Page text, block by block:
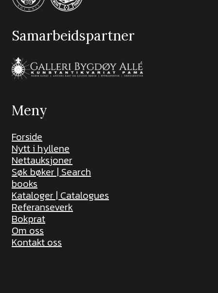
Samarbeidspartner
Meny
Forside
Nytt i hyllene
Nettauksjoner
Søk bøker | Search
books
Kataloger | Catalogues
Referanseverk
Bokprat
Om oss
Kontakt oss